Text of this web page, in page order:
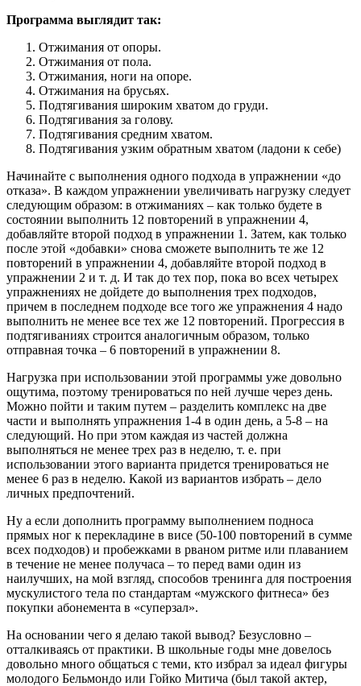
Программа выглядит так:
Отжимания от опоры.
Отжимания от пола.
Отжимания, ноги на опоре.
Отжимания на брусьях.
Подтягивания широким хватом до груди.
Подтягивания за голову.
Подтягивания средним хватом.
Подтягивания узким обратным хватом (ладони к себе)
Начинайте с выполнения одного подхода в упражнении «до
отказа». В каждом упражнении увеличивать нагрузку следует
следующим образом: в отжиманиях – как только будете в
состоянии выполнить 12 повторений в упражнении 4,
добавляйте второй подход в упражнении 1. Затем, как только
после этой «добавки» снова сможете выполнить те же 12
повторений в упражнении 4, добавляйте второй подход в
упражнении 2 и т. д. И так до тех пор, пока во всех четырех
упражнениях не дойдете до выполнения трех подходов,
причем в последнем подходе все того же упражнения 4 надо
выполнить не менее все тех же 12 повторений. Прогрессия в
подтягиваниях строится аналогичным образом, только
отправная точка – 6 повторений в упражнении 8.
Нагрузка при использовании этой программы уже довольно
ощутима, поэтому тренироваться по ней лучше через день.
Можно пойти и таким путем – разделить комплекс на две
части и выполнять упражнения 1-4 в один день, а 5-8 – на
следующий. Но при этом каждая из частей должна
выполняться не менее трех раз в неделю, т. е. при
использовании этого варианта придется тренироваться не
менее 6 раз в неделю. Какой из вариантов избрать – дело
личных предпочтений.
Ну а если дополнить программу выполнением подноса
прямых ног к перекладине в висе (50-100 повторений в сумме
всех подходов) и пробежками в рваном ритме или плаванием
в течение не менее получаса – то перед вами один из
наилучших, на мой взгляд, способов тренинга для построения
мускулистого тела по стандартам «мужского фитнеса» без
покупки абонемента в «суперзал».
На основании чего я делаю такой вывод? Безусловно –
отталкиваясь от практики. В школьные годы мне довелось
довольно много общаться с теми, кто избрал за идеал фигуры
молодого Бельмондо или Гойко Митича (был такой актер,